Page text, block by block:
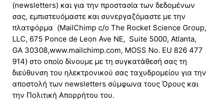
(newsletters) και για την προστασία των δεδομένων
σας, εμπιστευόμαστε και συνεργαζόμαστε με την
πλατφόρμα (MailChimp c/o The Rocket Science Group,
LLC, 675 Ponce de Leon Ave NE, Suite 5000, Atlanta,
GA 30308,www.mailchimp.com, MOSS No. EU 826 477
914) στο οποίο δίνουμε με τη συγκατάθεσή σας τη
διεύθυνση του ηλεκτρονικού σας ταχυδρομείου για την
αποστολή των newsletters σύμφωνα τους Όρους και
την Πολιτική Απορρήτου του.